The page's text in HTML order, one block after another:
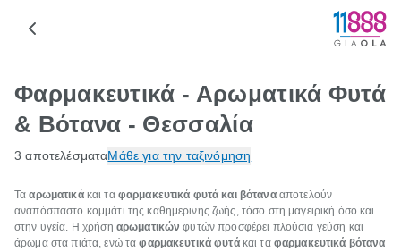
Φαρμακευτικά - Αρωματικά Φυτά
& Βότανα - Θεσσαλία
3 αποτελέσματαΜάθε για την ταξινόμηση
Τααρωματικάκαι τα φαρμακευτικά φυτά και βότανααποτελούν
αναπόσπαστο κομμάτι της καθημερινής ζωής, τόσο στη μαγειρική όσο και
στην υγεία. Η χρήση αρωματικών φυτών προσφέρει πλούσια γεύση και
άρωμα στα πιάτα, ενώ ταφαρμακευτικά φυτάκαι τα φαρμακευτικά βότανα